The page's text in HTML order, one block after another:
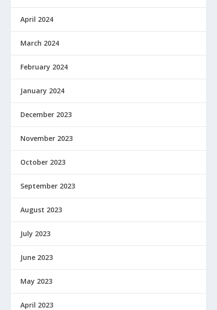
April 2024
March 2024
February 2024
January 2024
December 2023
November 2023
October 2023
September 2023
August 2023
July 2023
June 2023
May 2023
April 2023